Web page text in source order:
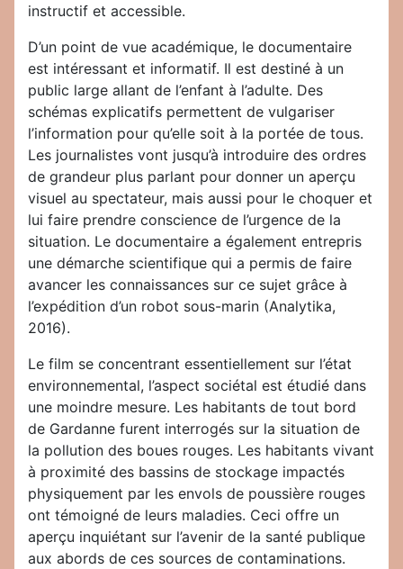
instructif et accessible.
D’un point de vue académique, le documentaire
est intéressant et informatif. Il est destiné à un
public large allant de l’enfant à l’adulte. Des
schémas explicatifs permettent de vulgariser
l’information pour qu’elle soit à la portée de tous.
Les journalistes vont jusqu’à introduire des ordres
de grandeur plus parlant pour donner un aperçu
visuel au spectateur, mais aussi pour le choquer et
lui faire prendre conscience de l’urgence de la
situation. Le documentaire a également entrepris
une démarche scientifique qui a permis de faire
avancer les connaissances sur ce sujet grâce à
l’expédition d’un robot sous-marin (Analytika,
2016).
Le film se concentrant essentiellement sur l’état
environnemental, l’aspect sociétal est étudié dans
une moindre mesure. Les habitants de tout bord
de Gardanne furent interrogés sur la situation de
la pollution des boues rouges. Les habitants vivant
à proximité des bassins de stockage impactés
physiquement par les envols de poussière rouges
ont témoigné de leurs maladies. Ceci offre un
aperçu inquiétant sur l’avenir de la santé publique
aux abords de ces sources de contaminations.